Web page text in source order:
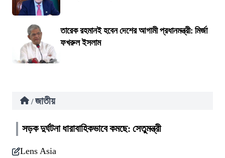
তারেক রহমানই হবেন দেশের আগামী প্রধানমন্ত্রী: মির্জা
ফখরুল ইসলাম
/ জাতীয়
সড়ক দুর্ঘটনা ধারাবাহিকভাবে কমছে: সেতুমন্ত্রী
Lens Asia